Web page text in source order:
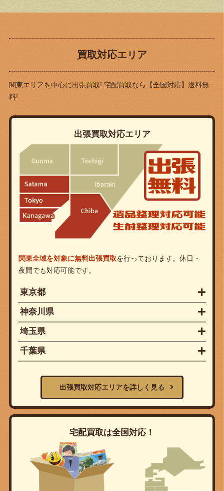
買取対応エリア
関東エリアを中心に出張買取! 宅配買取なら
【全国対応】送料無
料!
出張買取対応エリア
関東全域を対象に無料出張買取を行っております。休日・
夜間でも対応可能です。
東京都
神奈川県
埼玉県
千葉県
出張買取対応エリアを詳しく見る
宅配買取は全国対応！